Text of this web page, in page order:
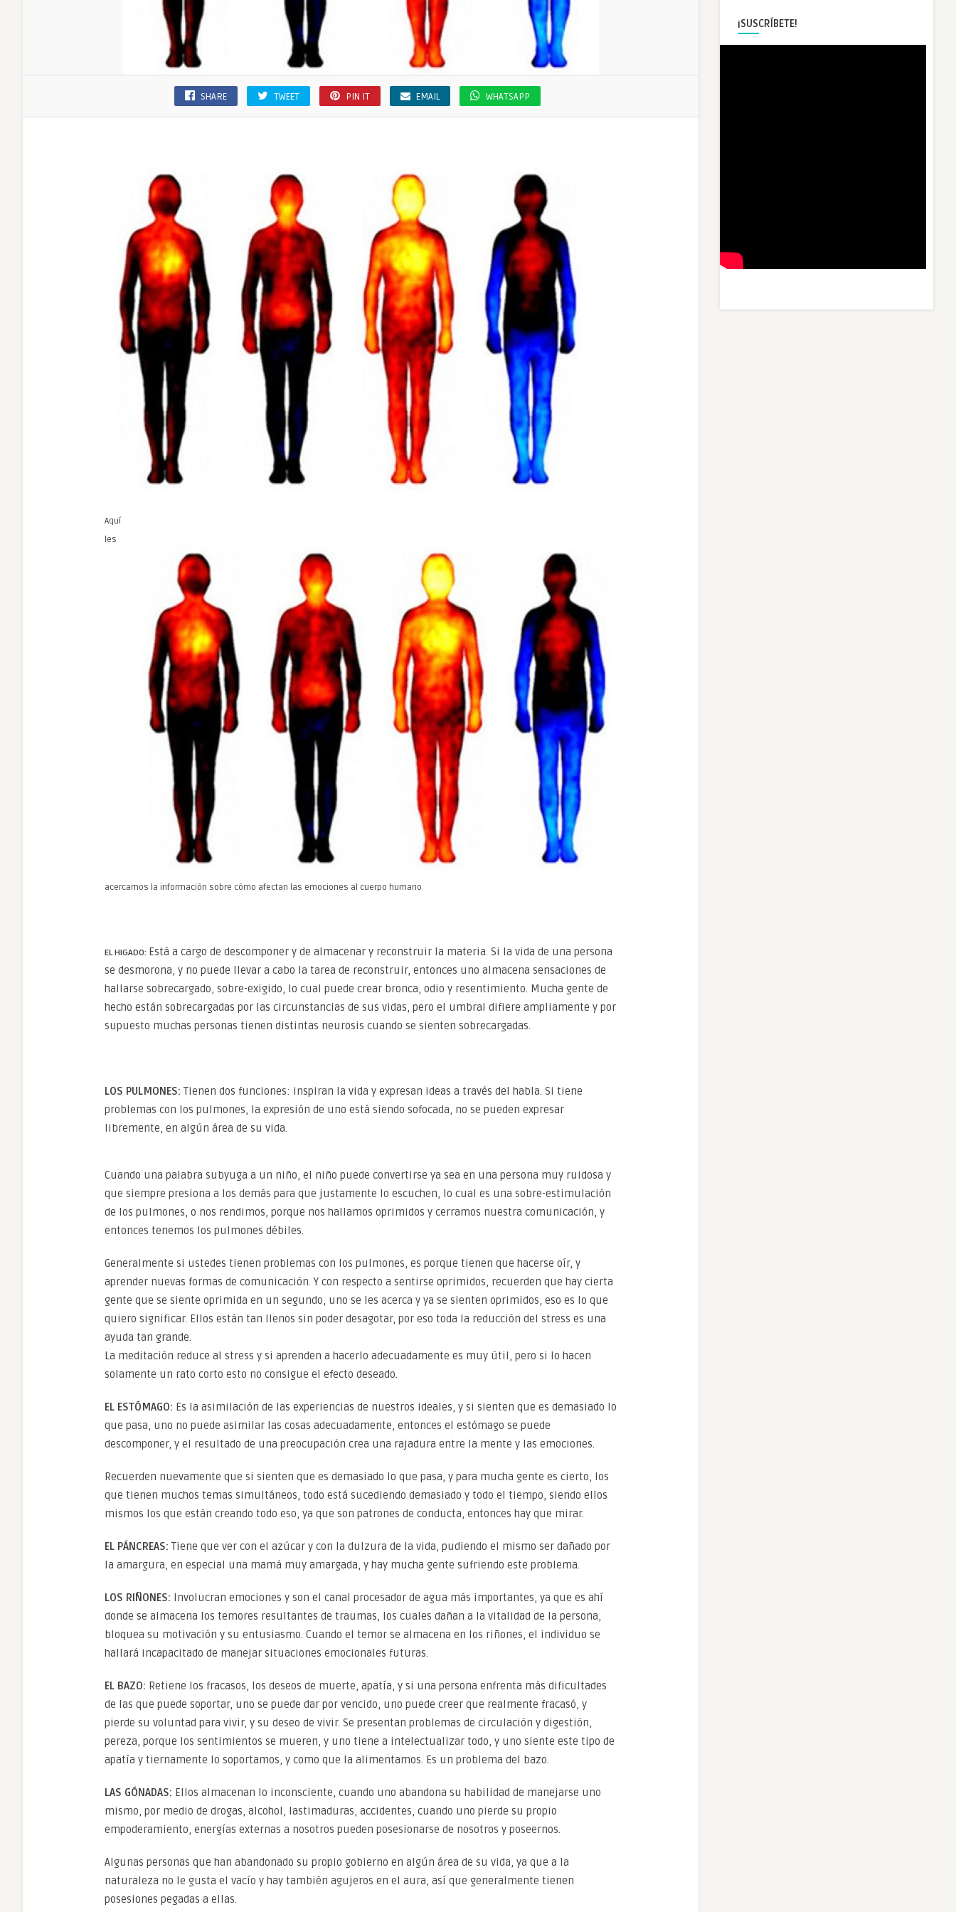
SHARE TWEET PIN IT EMAIL WHATSAPP
Aquí
les
acercamos la información sobre cómo afectan las emociones al cuerpo humano
EL HIGADO: Está a cargo de descomponer y de almacenar y reconstruir la materia. Si la vida de una persona
se desmorona, y no puede llevar a cabo la tarea de reconstruir, entonces uno almacena sensaciones de
hallarse sobrecargado, sobre-exigido, lo cual puede crear bronca, odio y resentimiento. Mucha gente de
hecho están sobrecargadas por las circunstancias de sus vidas, pero el umbral difiere ampliamente y por
supuesto muchas personas tienen distintas neurosis cuando se sienten sobrecargadas.
LOS PULMONES:Tienen dos funciones: inspiran la vida y expresan ideas a través del habla. Si tiene
problemas con los pulmones, la expresión de uno está siendo sofocada, no se pueden expresar
libremente, en algún área de su vida.
Cuando una palabra subyuga a un niño, el niño puede convertirse ya sea en una persona muy ruidosa y
que siempre presiona a los demás para que justamente lo escuchen, lo cual es una sobre-estimulación
de los pulmones, o nos rendimos, porque nos hallamos oprimidos y cerramos nuestra comunicación, y
entonces tenemos los pulmones débiles.
Generalmente si ustedes tienen problemas con los pulmones, es porque tienen que hacerse oír, y
aprender nuevas formas de comunicación. Y con respecto a sentirse oprimidos, recuerden que hay cierta
gente que se siente oprimida en un segundo, uno se les acerca y ya se sienten oprimidos, eso es lo que
quiero significar. Ellos están tan llenos sin poder desagotar, por eso toda la reducción del stress es una
ayuda tan grande.
La meditación reduce al stress y si aprenden a hacerlo adecuadamente es muy útil, pero si lo hacen
solamente un rato corto esto no consigue el efecto deseado.
EL ESTÓMAGO: Es la asimilación de las experiencias de nuestros ideales, y si sienten que es demasiado lo
que pasa, uno no puede asimilar las cosas adecuadamente, entonces el estómago se puede
descomponer, y el resultado de una preocupación crea una rajadura entre la mente y las emociones.
Recuerden nuevamente que si sienten que es demasiado lo que pasa, y para mucha gente es cierto, los
que tienen muchos temas simultáneos, todo está sucediendo demasiado y todo el tiempo, siendo ellos
mismos los que están creando todo eso, ya que son patrones de conducta, entonces hay que mirar.
EL PÁNCREAS:Tiene que ver con el azúcar y con la dulzura de la vida, pudiendo el mismo ser dañado por
la amargura, en especial una mamá muy amargada, y hay mucha gente sufriendo este problema.
LOS RIÑONES: Involucran emociones y son el canal procesador de agua más importantes, ya que es ahí
donde se almacena los temores resultantes de traumas, los cuales dañan a la vitalidad de la persona,
bloquea su motivación y su entusiasmo. Cuando el temor se almacena en los riñones, el individuo se
hallará incapacitado de manejar situaciones emocionales futuras.
EL BAZO: Retiene los fracasos, los deseos de muerte, apatía, y si una persona enfrenta más dificultades
de las que puede soportar, uno se puede dar por vencido, uno puede creer que realmente fracasó, y
pierde su voluntad para vivir, y su deseo de vivir. Se presentan problemas de circulación y digestión,
pereza, porque los sentimientos se mueren, y uno tiene a intelectualizar todo, y uno siente este tipo de
apatía y tiernamente lo soportamos, y como que la alimentamos. Es un problema del bazo.
LAS GÓNADAS: Ellos almacenan lo inconsciente, cuando uno abandona su habilidad de manejarse uno
mismo, por medio de drogas, alcohol, lastimaduras, accidentes, cuando uno pierde su propio
empoderamiento, energías externas a nosotros pueden posesionarse de nosotros y poseernos.
Algunas personas que han abandonado su propio gobierno en algún área de su vida, ya que a la
naturaleza no le gusta el vacío y hay también agujeros en el aura, así que generalmente tienen
posesiones pegadas a ellas.
¡SUSCRÍBETE!